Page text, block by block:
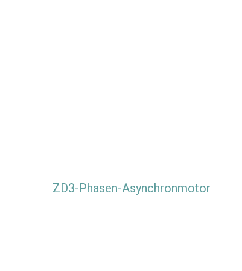
ZD3-Phasen-Asynchronmotor